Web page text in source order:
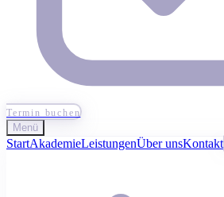
Termin buchen
Menü
StartAkademieLeistungenÜber unsKontakt